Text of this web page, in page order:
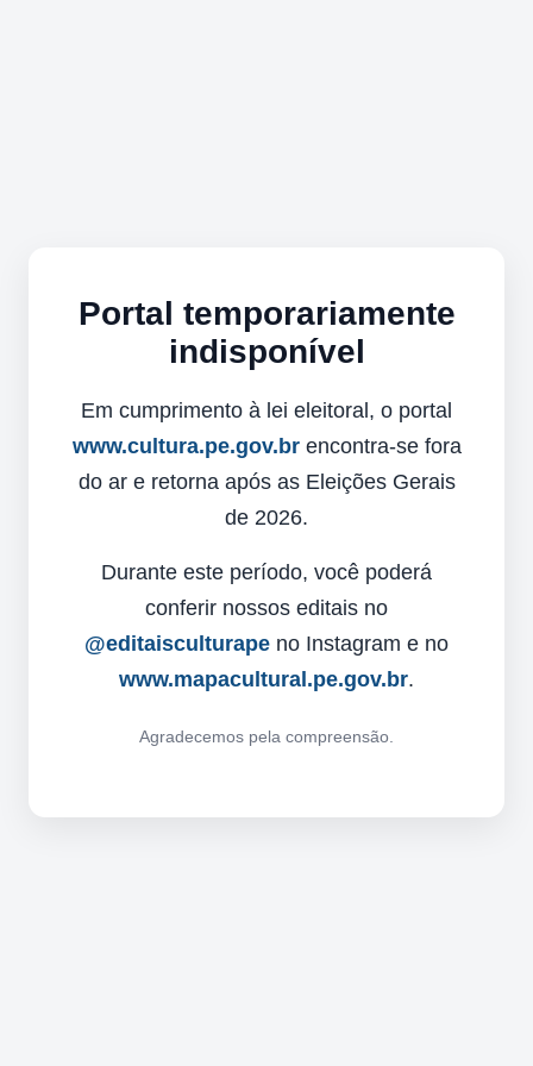
Portal temporariamente
indisponível
Em cumprimento à lei eleitoral, o portal
www.cultura.pe.gov.brencontra-se fora
do ar e retorna após as Eleições Gerais
de 2026.
Durante este período, você poderá
conferir nossos editais no
@editaisculturape no Instagram e no
www.mapacultural.pe.gov.br.
Agradecemos pela compreensão.